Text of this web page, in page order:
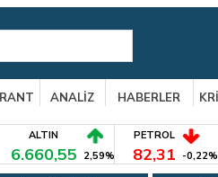
ANALİZ HABERLER
ALTIN
6.660,55 2,59%
PETROL
82,31 -0,22%